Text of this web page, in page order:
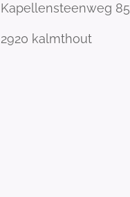
Kapellensteenweg 85
2920 kalmthout